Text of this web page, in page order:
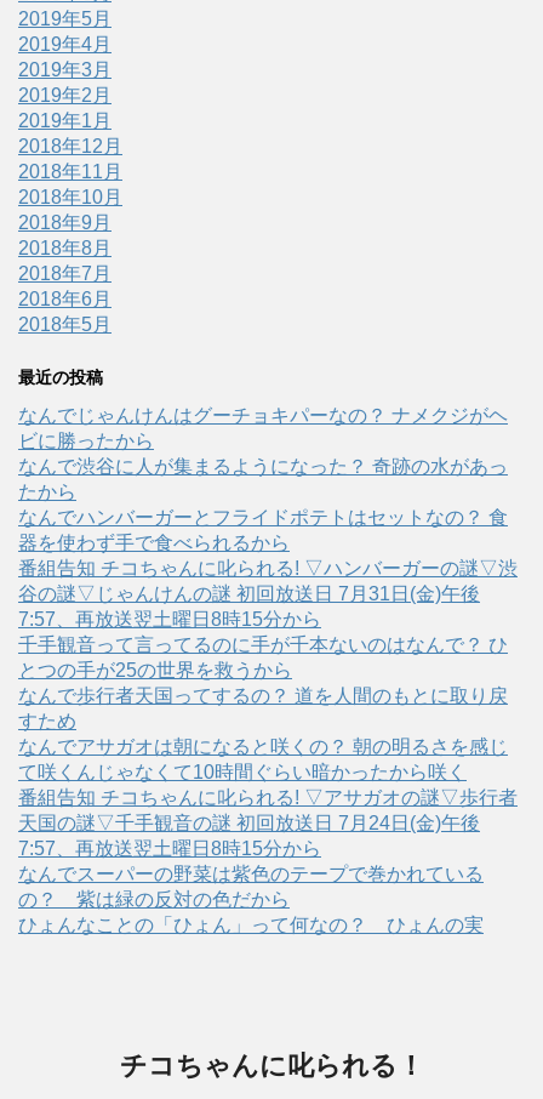
2019年5月
2019年4月
2019年3月
2019年2月
2019年1月
2018年12月
2018年11月
2018年10月
2018年9月
2018年8月
2018年7月
2018年6月
2018年5月
最近の投稿
なんでじゃんけんはグーチョキパーなの？ ナメクジがヘ
ビに勝ったから
なんで渋谷に人が集まるようになった？ 奇跡の水があっ
たから
なんでハンバーガーとフライドポテトはセットなの？ 食
器を使わず手で食べられるから
番組告知 チコちゃんに叱られる! ▽ハンバーガーの謎▽渋
谷の謎▽じゃんけんの謎 初回放送日 7月31日(金)午後
7:57、再放送翌土曜日8時15分から
千手観音って言ってるのに手が千本ないのはなんで？ ひ
とつの手が25の世界を救うから
なんで歩行者天国ってするの？ 道を人間のもとに取り戻
すため
なんでアサガオは朝になると咲くの？ 朝の明るさを感じ
て咲くんじゃなくて10時間ぐらい暗かったから咲く
番組告知 チコちゃんに叱られる! ▽アサガオの謎▽歩行者
天国の謎▽千手観音の謎 初回放送日 7月24日(金)午後
7:57、再放送翌土曜日8時15分から
なんでスーパーの野菜は紫色のテープで巻かれている
の？ 紫は緑の反対の色だから
ひょんなことの「ひょん」って何なの？ ひょんの実
チコちゃんに叱られる！